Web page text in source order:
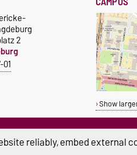
2
01
Show
reliably, embed external